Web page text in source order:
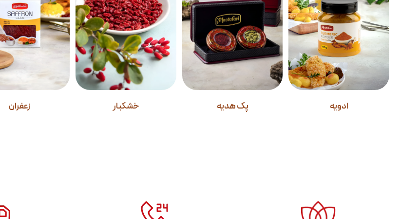
ادویه پک هدیه خشکبار زعفران